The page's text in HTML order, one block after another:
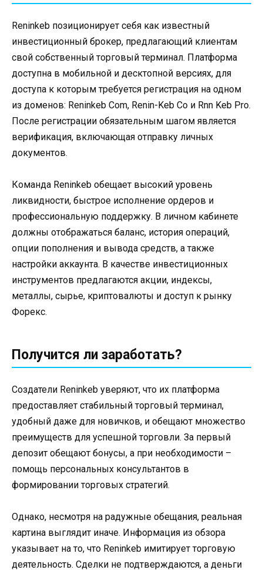
Reninkeb позиционирует себя как известный
инвестиционный брокер, предлагающий клиентам
свой собственный торговый терминал. Платформа
доступна в мобильной и десктопной версиях, для
доступа к которым требуется регистрация на одном
из доменов: Reninkeb Com, Renin-Keb Co и Rnn Keb Pro.
После регистрации обязательным шагом является
верификация, включающая отправку личных
документов.
Команда Reninkeb обещает высокий уровень
ликвидности, быстрое исполнение ордеров и
профессиональную поддержку. В личном кабинете
должны отображаться баланс, история операций,
опции пополнения и вывода средств, а также
настройки аккаунта. В качестве инвестиционных
инструментов предлагаются акции, индексы,
металлы, сырье, криптовалюты и доступ к рынку
Форекс.
Получится ли заработать?
Создатели Reninkeb уверяют, что их платформа
предоставляет стабильный торговый терминал,
удобный даже для новичков, и обещают множество
преимуществ для успешной торговли. За первый
депозит обещают бонусы, а при необходимости –
помощь персональных консультантов в
формировании торговых стратегий.
Однако, несмотря на радужные обещания, реальная
картина выглядит иначе. Информация из обзора
указывает на то, что Reninkeb имитирует торговую
деятельность. Сделки не подтверждаются, а деньги